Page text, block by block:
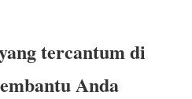
tercantum di
Anda